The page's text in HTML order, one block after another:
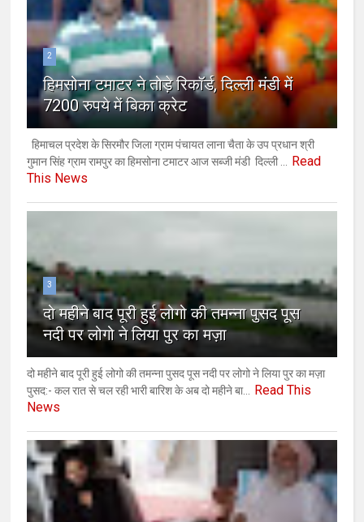
2
हिमसोना टमाटर ने तोड़े रिकॉर्ड, दिल्ली मंडी में
7200 रुपये में बिका क्रेट
हिमाचल प्रदेश के सिरमौर जिला ग्राम पंचायत लाना चैता के उप प्रधान श्री
गुमान सिंह ग्राम रामपुर का हिमसोना टमाटर आज सब्जी मंडी दिल्ली ...
Read
This News
3
दो महीने बाद पूरी हुई लोगो की तमन्ना पुसद पूस
नदी पर लोगो ने लिया पुर का मज़ा
दो महीने बाद पूरी हुई लोगो की तमन्ना पुसद पूस नदी पर लोगो ने लिया पुर का मज़ा
पुसद:- कल रात से चल रही भारी बारिश के अब दो महीने बा...
Read This
News